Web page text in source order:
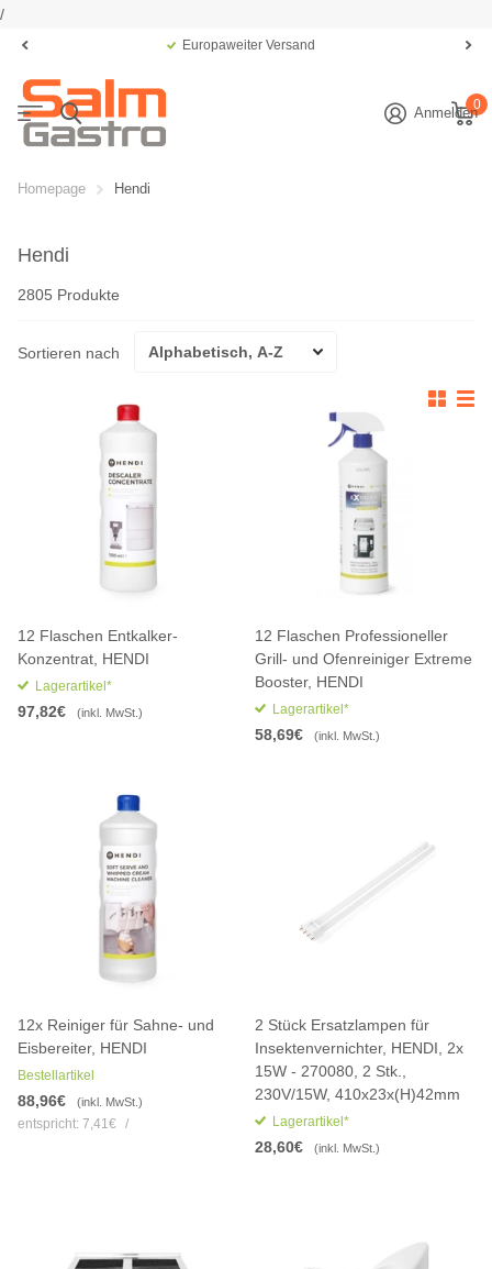
/
Europaweiter Versand
Anmelden0
Homepage Hendi
Hendi
2805 Produkte
Sortieren nach
12 Flaschen Entkalker-
Konzentrat, HENDI
Lagerartikel*
97,82€ (inkl. MwSt.)
12 Flaschen Professioneller
Grill- und Ofenreiniger Extreme
Booster, HENDI
Lagerartikel*
58,69€ (inkl. MwSt.)
12x Reiniger für Sahne- und
Eisbereiter, HENDI
Bestellartikel
88,96€ (inkl. MwSt.)
entspricht: 7,41€ /
2 Stück Ersatzlampen für
Insektenvernichter, HENDI, 2x
15W - 270080, 2 Stk.,
230V/15W, 410x23x(H)42mm
Lagerartikel*
28,60€ (inkl. MwSt.)